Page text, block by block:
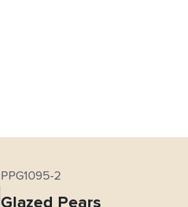
PPG1095-2
Glazed Pears